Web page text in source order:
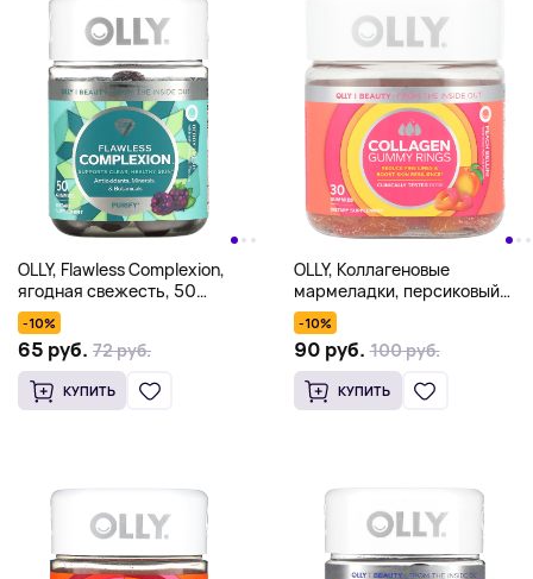
OLLY, Flawless Complexion,
ягодная свежесть, 50
жевательных таблеток
-10%
65 руб. 72 руб.
КУПИТЬ
OLLY, Коллагеновые
мармеладки, персиковый
Bellini, 30 жевательных
таблеток
-10%
90 руб. 100 руб.
КУПИТЬ